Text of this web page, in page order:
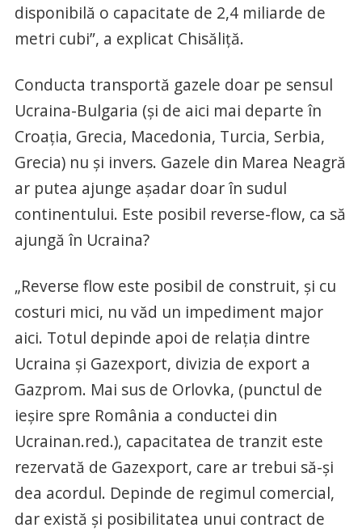
disponibilă o capacitate de 2,4 miliarde de
metri cubi”, a explicat Chisăliţă.
Conducta transportă gazele doar pe sensul
Ucraina-Bulgaria (şi de aici mai departe în
Croaţia, Grecia, Macedonia, Turcia, Serbia,
Grecia) nu şi invers. Gazele din Marea Neagră
ar putea ajunge aşadar doar în sudul
continentului. Este posibil reverse-flow, ca să
ajungă în Ucraina?
„Reverse flow este posibil de construit, şi cu
costuri mici, nu văd un impediment major
aici. Totul depinde apoi de relaţia dintre
Ucraina şi Gazexport, divizia de export a
Gazprom. Mai sus de Orlovka, (punctul de
ieşire spre România a conductei din
Ucrainan.red.), capacitatea de tranzit este
rezervată de Gazexport, care ar trebui să-şi
dea acordul. Depinde de regimul comercial,
dar există şi posibilitatea unui contract de